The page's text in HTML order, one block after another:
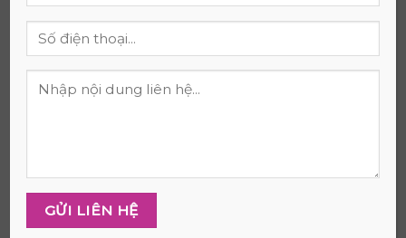
Mẹo chọn mua nệm cao su phù hợp
Để chọn mua một chiếc nệm cao su phù hợp,
của mình. Bạn cần một chiếc nệm cho giấc ngủ
này sẽ giúp bạn tối ưu hóa diện tích và mang lại
cảm giác thoải mái nhất.
Khi trải nghiệm nệm cao su, đừng quên chú ý đến